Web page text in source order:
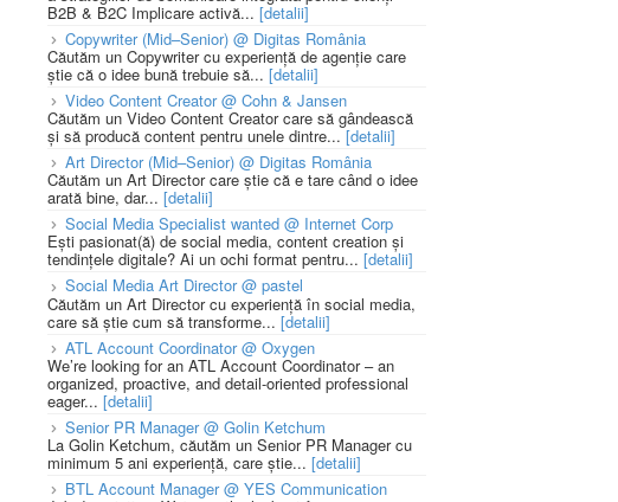
B2B & B2C Implicare activă... [detalii]
Copywriter (Mid–Senior) @ Digitas România
Căutăm un Copywriter cu experiență de agenție care
știe că o idee bună trebuie să... [detalii]
Video Content Creator @ Cohn & Jansen
Căutăm un Video Content Creator care să gândească
și să producă content pentru unele dintre... [detalii]
Art Director (Mid–Senior) @ Digitas România
Căutăm un Art Director care știe că e tare când o idee
arată bine, dar... [detalii]
Social Media Specialist wanted @ Internet Corp
Ești pasionat(ă) de social media, content creation și
tendințele digitale? Ai un ochi format pentru... [detalii]
Social Media Art Director @ pastel
Căutăm un Art Director cu experiență în social media,
care să știe cum să transforme... [detalii]
ATL Account Coordinator @ Oxygen
We’re looking for an ATL Account Coordinator – an
organized, proactive, and detail-oriented professional
eager... [detalii]
Senior PR Manager @ Golin Ketchum
La Golin Ketchum, căutăm un Senior PR Manager cu
minimum 5 ani experiență, care știe... [detalii]
BTL Account Manager @ YES Communication